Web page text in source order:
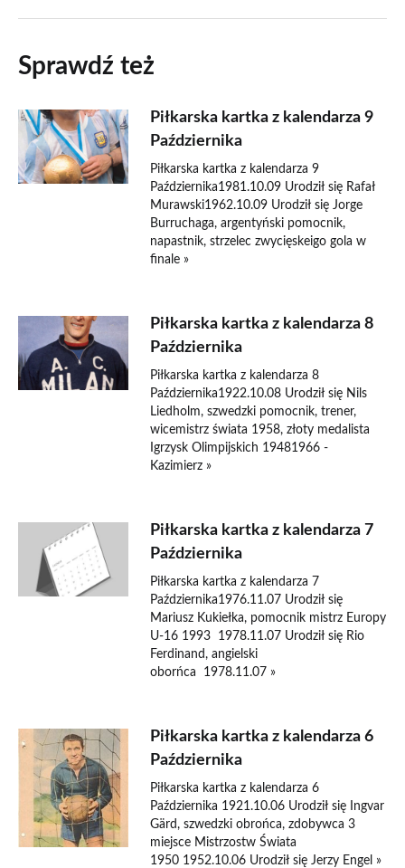
Sprawdź też
Piłkarska kartka z kalendarza 9
Października
Piłkarska kartka z kalendarza 9
Października1981.10.09 Urodził się Rafał
Murawski1962.10.09 Urodził się Jorge
Burruchaga, argentyński pomocnik,
napastnik, strzelec zwycięskeigo gola w
finale »
Piłkarska kartka z kalendarza 8
Października
Piłkarska kartka z kalendarza 8
Października1922.10.08 Urodził się Nils
Liedholm, szwedzki pomocnik, trener,
wicemistrz świata 1958, złoty medalista
Igrzysk Olimpijskich 19481966 -
Kazimierz »
Piłkarska kartka z kalendarza 7
Października
Piłkarska kartka z kalendarza 7
Października1976.11.07 Urodził się
Mariusz Kukiełka, pomocnik mistrz Europy
U-16 1993 1978.11.07 Urodził się Rio
Ferdinand, angielski
oborńca 1978.11.07 »
Piłkarska kartka z kalendarza 6
Października
Piłkarska kartka z kalendarza 6
Października 1921.10.06 Urodził się Ingvar
Gärd, szwedzki obrońca, zdobywca 3
miejsce Mistrzostw Świata
1950 1952.10.06 Urodził się Jerzy Engel »